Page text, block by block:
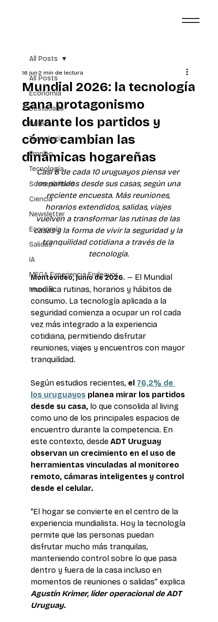
All Posts
Economía
Destacada
Belleza
Tecnología
Empleo
Tecnología
Sostenibilidad
Ciencia
Newsletter
Economía
Salidas
IA
MEGA Experiencia Endeavor
Mundial
All Posts
Mundial 2026: la tecnología
gana protagonismo
durante los partidos y
cómo cambian las
dinámicas hogareñas
16 jun2 min de lectura
Casi 8 de cada 10 uruguayos piensa ver
los partidos desde sus casas, según una
reciente encuesta. Más reuniones,
horarios extendidos, salidas, viajes
vuelven a transformar las rutinas de las
casas y la forma de vivir la seguridad y la
tranquilidad cotidiana a través de la
tecnología.
Montevideo, junio de 2026. — El Mundial
modifica rutinas, horarios y hábitos de
consumo. La tecnología aplicada a la
seguridad comienza a ocupar un rol cada
vez más integrado a la experiencia
cotidiana, permitiendo disfrutar
reuniones, viajes y encuentros con mayor
tranquilidad.
Según estudios recientes, el 76,2% de
los uruguayos planea mirar los partidos
desde su casa, lo que consolida al living
como uno de los principales espacios de
encuentro durante la competencia. En
este contexto, desde ADT Uruguay
observan un crecimiento en el uso de
herramientas vinculadas al monitoreo
remoto, cámaras inteligentes y control
desde el celular.
“El hogar se convierte en el centro de la
experiencia mundialista. Hoy la tecnología
permite que las personas puedan
disfrutar mucho más tranquilas,
manteniendo control sobre lo que pasa
dentro y fuera de la casa incluso en
momentos de reuniones o salidas” explica
Agustín Krimer, líder operacional de ADT
Uruguay.